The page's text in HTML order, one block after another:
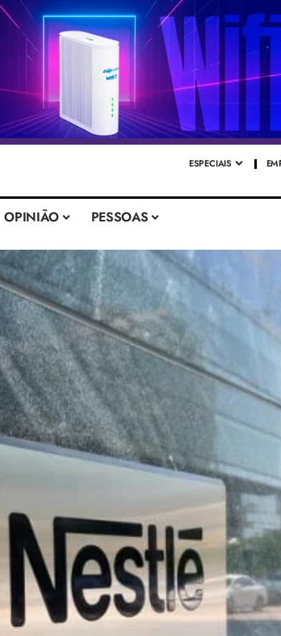
ESPECIAIS
OPINIÃO PESSOAS